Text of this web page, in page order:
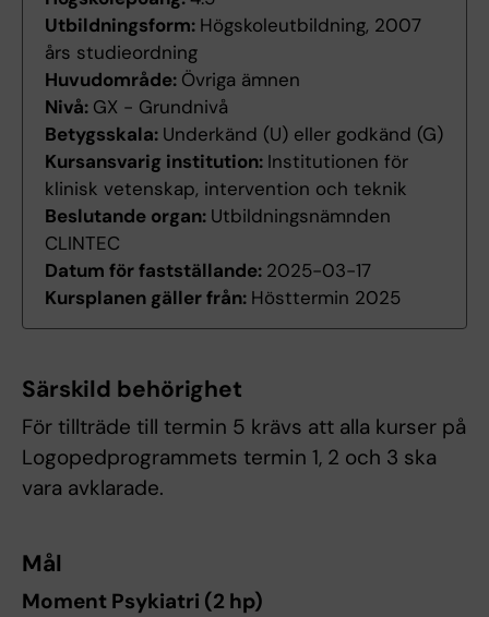
Utbildningsform: Högskoleutbildning, 2007
års studieordning
Huvudområde: Övriga ämnen
Nivå: GX - Grundnivå
Betygsskala: Underkänd (U) eller godkänd (G)
Kursansvarig institution: Institutionen för
klinisk vetenskap, intervention och teknik
Beslutande organ: Utbildningsnämnden
CLINTEC
Datum för fastställande: 2025-03-17
Kursplanen gäller från: Hösttermin 2025
Särskild behörighet
För tillträde till termin 5 krävs att alla kurser på
Logopedprogrammets termin 1, 2 och 3 ska
vara avklarade.
Mål
Moment Psykiatri (2 hp)